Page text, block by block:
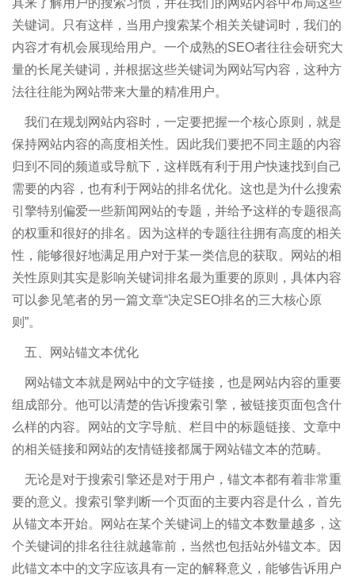
具来了解用户的搜索习惯，并在我们的网站内容中布局这些
关键词。只有这样，当用户搜索某个相关关键词时，我们的
内容才有机会展现给用户。一个成熟的SEO者往往会研究大
量的长尾关键词，并根据这些关键词为网站写内容，这种方
法往往能为网站带来大量的精准用户。
我们在规划网站内容时，一定要把握一个核心原则，就是
保持网站内容的高度相关性。因此我们要把不同主题的内容
归到不同的频道或导航下，这样既有利于用户快速找到自己
需要的内容，也有利于网站的排名优化。这也是为什么搜索
引擎特别偏爱一些新闻网站的专题，并给予这样的专题很高
的权重和很好的排名。因为这样的专题往往拥有高度的相关
性，能够很好地满足用户对于某一类信息的获取。网站的相
关性原则其实是影响关键词排名最为重要的原则，具体内容
可以参见笔者的另一篇文章“决定SEO排名的三大核心原
则”。
五、网站锚文本优化
网站锚文本就是网站中的文字链接，也是网站内容的重要
组成部分。他可以清楚的告诉搜索引擎，被链接页面包含什
么样的内容。网站的文字导航、栏目中的标题链接、文章中
的相关链接和网站的友情链接都属于网站锚文本的范畴。
无论是对于搜索引擎还是对于用户，锚文本都有着非常重
要的意义。搜索引擎判断一个页面的主要内容是什么，首先
从锚文本开始。网站在某个关键词上的锚文本数量越多，这
个关键词的排名往往就越靠前，当然也包括站外锚文本。因
此锚文本中的文字应该具有一定的解释意义，能够告诉用户